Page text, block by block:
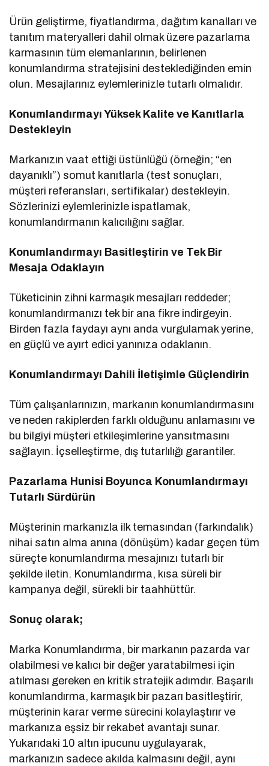
Ürün geliştirme, fiyatlandırma, dağıtım kanalları ve
tanıtım materyalleri dahil olmak üzere pazarlama
karmasının tüm elemanlarının, belirlenen
konumlandırma stratejisini desteklediğinden emin
olun. Mesajlarınız eylemlerinizle tutarlı olmalıdır.
Konumlandırmayı Yüksek Kalite ve Kanıtlarla
Destekleyin
Markanızın vaat ettiği üstünlüğü (örneğin; “en
dayanıklı”) somut kanıtlarla (test sonuçları,
müşteri referansları, sertifikalar) destekleyin.
Sözlerinizi eylemlerinizle ispatlamak,
konumlandırmanın kalıcılığını sağlar.
Konumlandırmayı Basitleştirin ve Tek Bir
Mesaja Odaklayın
Tüketicinin zihni karmaşık mesajları reddeder;
konumlandırmanızı tek bir ana fikre indirgeyin.
Birden fazla faydayı aynı anda vurgulamak yerine,
en güçlü ve ayırt edici yanınıza odaklanın.
Konumlandırmayı Dahili İletişimle Güçlendirin
Tüm çalışanlarınızın, markanın konumlandırmasını
ve neden rakiplerden farklı olduğunu anlamasını ve
bu bilgiyi müşteri etkileşimlerine yansıtmasını
sağlayın. İçselleştirme, dış tutarlılığı garantiler.
Pazarlama Hunisi Boyunca Konumlandırmayı
Tutarlı Sürdürün
Müşterinin markanızla ilk temasından (farkındalık)
nihai satın alma anına (dönüşüm) kadar geçen tüm
süreçte konumlandırma mesajınızı tutarlı bir
şekilde iletin. Konumlandırma, kısa süreli bir
kampanya değil, sürekli bir taahhüttür.
Sonuç olarak;
Marka Konumlandırma, bir markanın pazarda var
olabilmesi ve kalıcı bir değer yaratabilmesi için
atılması gereken en kritik stratejik adımdır. Başarılı
konumlandırma, karmaşık bir pazarı basitleştirir,
müşterinin karar verme sürecini kolaylaştırır ve
markanıza eşsiz bir rekabet avantajı sunar.
Yukarıdaki 10 altın ipucunu uygulayarak,
markanızın sadece akılda kalmasını değil, aynı